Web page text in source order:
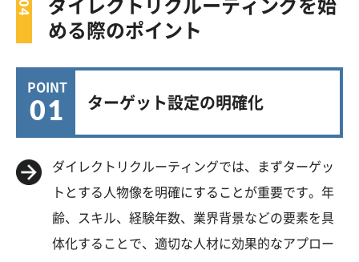
ダイレクトリクルーティングを始
める際のポイント
POINT
01 ターゲット設定の明確化
ダイレクトリクルーティングでは、まずターゲッ
トとする人物像を明確にすることが重要です。年
齢、スキル、経験年数、業界背景などの要素を具
体化することで、適切な人材に効果的なアプロー